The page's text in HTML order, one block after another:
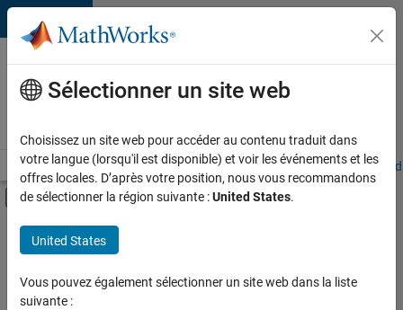
Passer au contenu
Votre
carrière
chez
Accueil Explorer nos opportunités Adresses de nos bureaux
Activer/désactiver l'affichage du menu
Contenu principal
FILTRER PAR
Programme destiné aux nouvelles carrières (EDG)
Infrastructure et architecture
Gestion des programmes
Sélectionner un site web
Choisissez un site web pour accéder au contenu traduit dans
votre langue (lorsqu'il est disponible) et voir les événements et les
offres locales. D’après votre position, nous vous recommandons
de sélectionner la région suivante :United States.
United States
Vous pouvez également sélectionner un site web dans la liste
suivante :